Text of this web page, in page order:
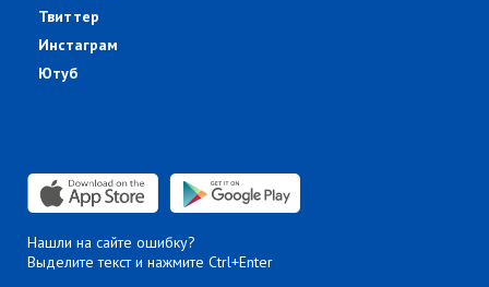
Твиттер
Инстаграм
Ютуб
Нашли на сайте ошибку?
Выделите текст и нажмите Ctrl+Enter